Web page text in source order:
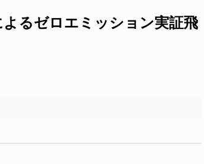
るゼロエミッション実証飛